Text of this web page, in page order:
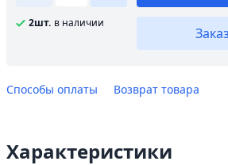
2шт. в наличии
Способы оплаты Возврат товара
Характеристики